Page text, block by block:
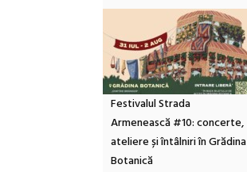
Festivalul Strada
Armenească #10: concerte,
ateliere și întâlniri în Grădina
Botanică